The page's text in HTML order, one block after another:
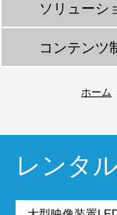
ソリューシ
コンテンツ
ホーム
レンタ